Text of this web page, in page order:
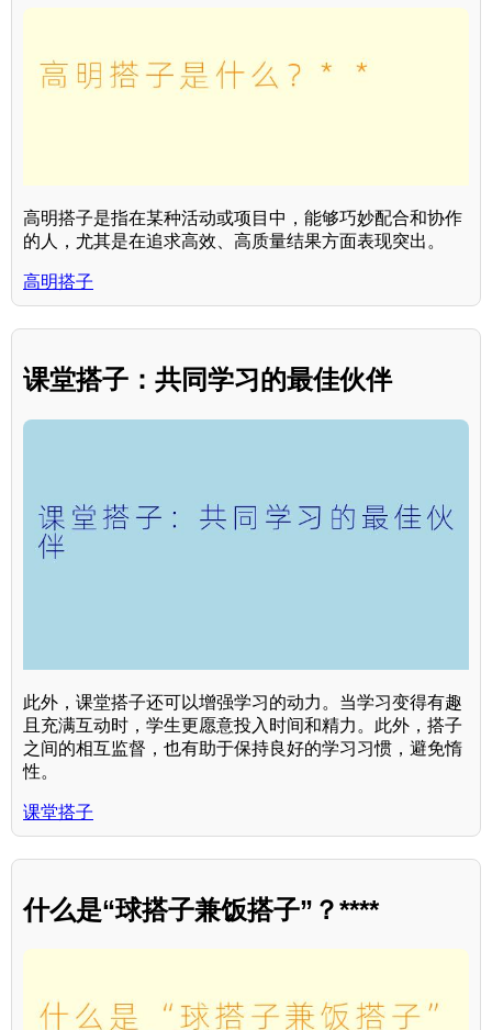
高明搭子是指在某种活动或项目中，能够巧妙配合和协作
的人，尤其是在追求高效、高质量结果方面表现突出。
高明搭子
课堂搭子：共同学习的最佳伙伴
此外，课堂搭子还可以增强学习的动力。当学习变得有趣
且充满互动时，学生更愿意投入时间和精力。此外，搭子
之间的相互监督，也有助于保持良好的学习习惯，避免惰
性。
课堂搭子
什么是“球搭子兼饭搭子”？****